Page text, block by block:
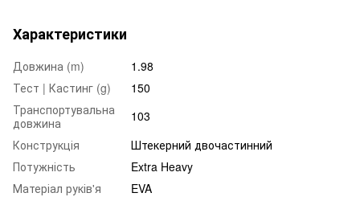
Характеристики
Довжина (m)
1.98
Тест | Кастинг (g)
150
Транспортувальна
довжина
103
Конструкція
Штекерний двочастинний
Потужність
Extra Heavy
Матеріал руків'я
EVA